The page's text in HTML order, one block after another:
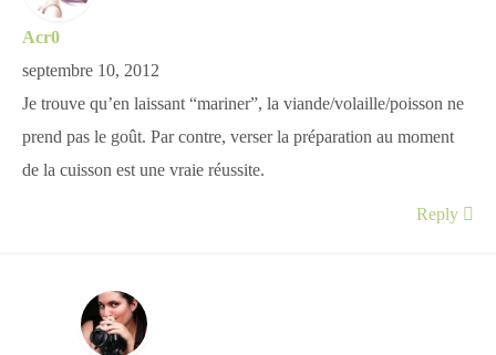
Acr0
septembre 10, 2012
Je trouve qu’en laissant “mariner”, la viande/volaille/poisson ne
prend pas le goût. Par contre, verser la préparation au moment
de la cuisson est une vraie réussite.
Reply